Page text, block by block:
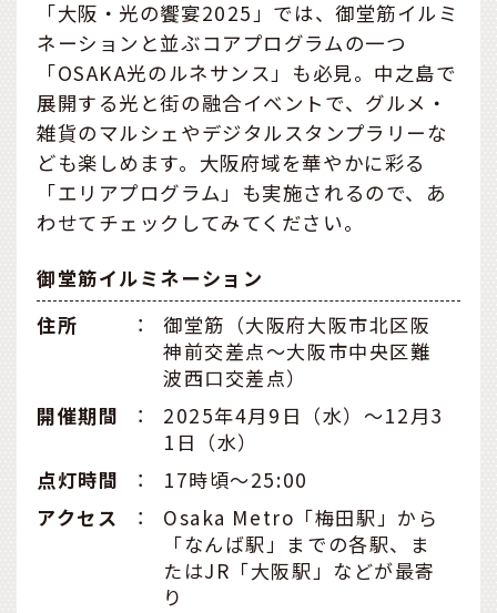
「大阪・光の饗宴2025」では、御堂筋イルミ
ネーションと並ぶコアプログラムの一つ
「OSAKA光のルネサンス」も必見。中之島で
展開する光と街の融合イベントで、グルメ・
雑貨のマルシェやデジタルスタンプラリーな
ども楽しめます。大阪府域を華やかに彩る
「エリアプログラム」も実施されるので、あ
わせてチェックしてみてください。
御堂筋イルミネーション
住所
：
御堂筋（大阪府大阪市北区阪
神前交差点〜大阪市中央区難
波西口交差点）
開催期間
：
2025年4月9日（水）〜12月3
1日（水）
点灯時間
：
17時頃〜25:00
アクセス
：
Osaka Metro「梅田駅」から
「なんば駅」までの各駅、ま
たはJR「大阪駅」などが最寄
り